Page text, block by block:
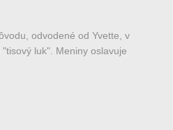
odvodené od Yvette, v
luk". Meniny oslavuje